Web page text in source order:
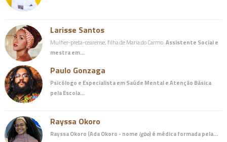
Larisse Santos
Mulher-preta-cearense, filha de Maria do Carmo.Assistente Social e
mestra em…
Paulo Gonzaga
Psicólogo e Especialista em Saúde Mental e Atenção Básica
pela Escola…
Rayssa Okoro
Rayssa Okoro (Ada Okoro - nome igbo) é médicaformada pela…